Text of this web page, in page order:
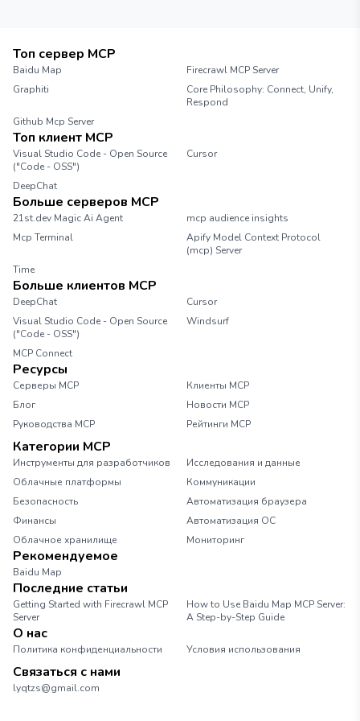
Топ сервер MCP
Baidu Map
Firecrawl MCP Server
Graphiti
Core Philosophy: Connect, Unify,
Respond
Github Mcp Server
Топ клиент MCP
Visual Studio Code - Open Source
("Code - OSS")
Cursor
DeepChat
Больше серверов MCP
21st.dev Magic Ai Agent
mcp audience insights
Mcp Terminal
Apify Model Context Protocol
(mcp) Server
Time
Больше клиентов MCP
DeepChat
Cursor
Visual Studio Code - Open Source
("Code - OSS")
Windsurf
MCP Connect
Ресурсы
Серверы MCP
Клиенты MCP
Блог
Новости MCP
Руководства MCP
Рейтинги MCP
Категории MCP
Инструменты для разработчиков
Исследования и данные
Облачные платформы
Коммуникации
Безопасность
Автоматизация браузера
Финансы
Автоматизация ОС
Облачное хранилище
Мониторинг
Рекомендуемое
Baidu Map
Последние статьи
Getting Started with Firecrawl MCP
Server
How to Use Baidu Map MCP Server:
A Step-by-Step Guide
О нас
Политика конфиденциальности Условия использования
Связаться с нами
lyqtzs@gmail.com